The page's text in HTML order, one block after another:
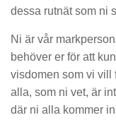
dessa rutnät som ni
Ni är vår
behöver er för att
visdomen som vi vill
alla, som ni vet, är
där ni alla kommer